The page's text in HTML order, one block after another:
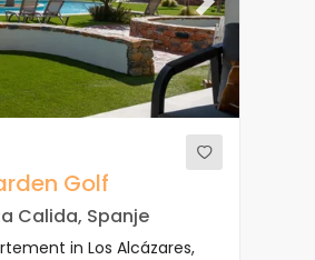
Next
Golf
Calida, Spanje
in Los Alcázares,